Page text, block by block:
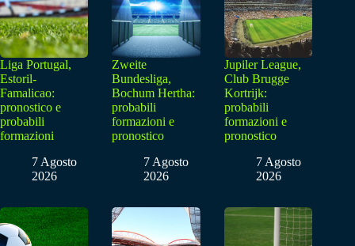
Liga Portugal,
Estoril-
Famalicao:
pronostico e
probabili
formazioni
7 Agosto
2026
Zweite
Bundesliga,
Bochum Hertha:
probabili
formazioni e
pronostico
7 Agosto
2026
Jupiler League,
Club Brugge
Kortrijk:
probabili
formazioni e
pronostico
7 Agosto
2026